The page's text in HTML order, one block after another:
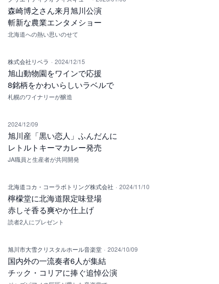
森崎博之さん来月旭川公演
斬新な農業エンタメショー
北海道への熱い思いのせて
株式会社リベラ · 2024/12/15
旭山動物園をワインで応援
8銘柄をかわいらしいラベルで
札幌のワイナリーが醸造
2024/12/09
旭川産「黒い恋人」ふんだんに
レトルトキーマカレー発売
JA職員と生産者が共同開発
北海道コカ・コーラボトリング株式会社 · 2024/11/10
檸檬堂に北海道限定味登場
赤しそ香る爽やか仕上げ
読者2人にプレゼント
旭川市大雪クリスタルホール音楽堂 · 2024/10/09
国内外の一流奏者6人が集結
チック・コリアに捧ぐ追悼公演